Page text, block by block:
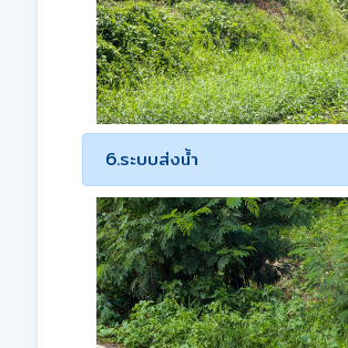
6.ระบบส่งน้ำ